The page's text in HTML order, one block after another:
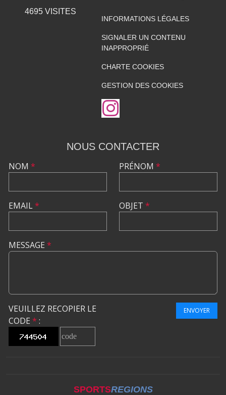
4695 VISITES
INFORMATIONS LÉGALES
SIGNALER UN CONTENU
INAPPROPRIÉ
CHARTE COOKIES
GESTION DES COOKIES
NOUS CONTACTER
NOM *
EMAIL*
PRÉNOM *
OBJET *
MESSAGE *
VEUILLEZ RECOPIER LE
CODE * :
ENVOYER
SPORTSREGIONS